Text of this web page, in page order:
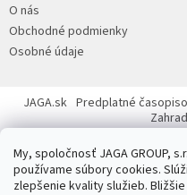
My, spoločnosť JAGA GROUP,
používame súbory cookies.
zlepšenie kvality služieb.
eO nás
Obchodné podmienky
Osobné údaje
JAGA.sk Predplatné